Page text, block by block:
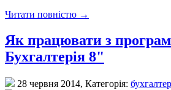
Читати повністю →
Як працювати з
Бухгалтерія 8"
28 червня 2014, Категорія: